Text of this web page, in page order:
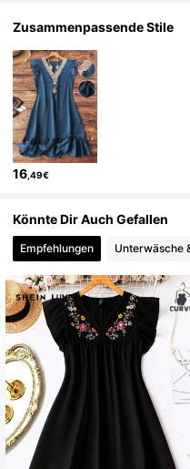
4,79
4,79
4,79
4,79 157K Follower
157K Follower
157K Follower
Zusammenpassende Stile
16 ,49€
Könnte Dir Auch Gefallen
Empfehlungen Unterwäsche